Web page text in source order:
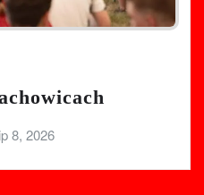
8, 2026